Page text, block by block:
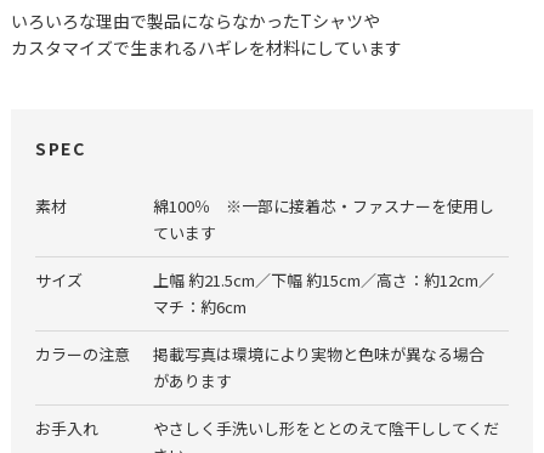
いろいろな理由で製品にならなかったTシャツや
カスタマイズで生まれるハギレを材料にしています
SPEC
素材
綿100％ ※一部に接着芯・ファスナーを使用し
ています
サイズ
上幅 約21.5cm／下幅 約15cm／高さ：約12cm／
マチ：約6cm
カラーの注意
掲載写真は環境により実物と色味が異なる場合
があります
お手入れ
やさしく手洗いし形をととのえて陰干ししてくだ